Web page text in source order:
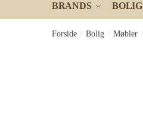
BRANDS BOLIG
Forside Bolig Møbler